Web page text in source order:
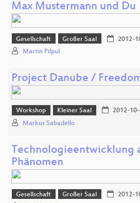
Max Mustermann und Du
Gesellschaft Großer Saal 2012-
Martin Pilpul
Project Danube /
Workshop Kleiner Saal 2012-
Markus Sabadello
Technologieentwicklung
Phänomen
Gesellschaft Großer Saal 2012-